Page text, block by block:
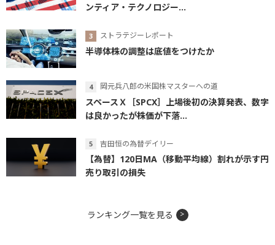
ンティア・テクノロジー...
ストラテジーレポート
半導体株の調整は底値をつけたか
岡元兵八郎の米国株マスターへの道
スペースＸ［SPCX］上場後初の決算発表、数字
は良かったが株価が下落...
吉田恒の為替デイリー
【為替】120日MA（移動平均線）割れが示す円
売り取引の損失
ランキング一覧を見る